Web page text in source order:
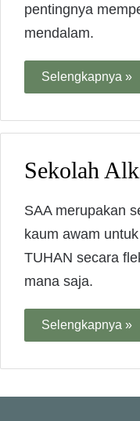
pentingnya
mendalam.
Selengkapnya »
Sekolah
SAA merupakan
kaum awam
TUHAN secara
mana saja.
Selengkapnya »